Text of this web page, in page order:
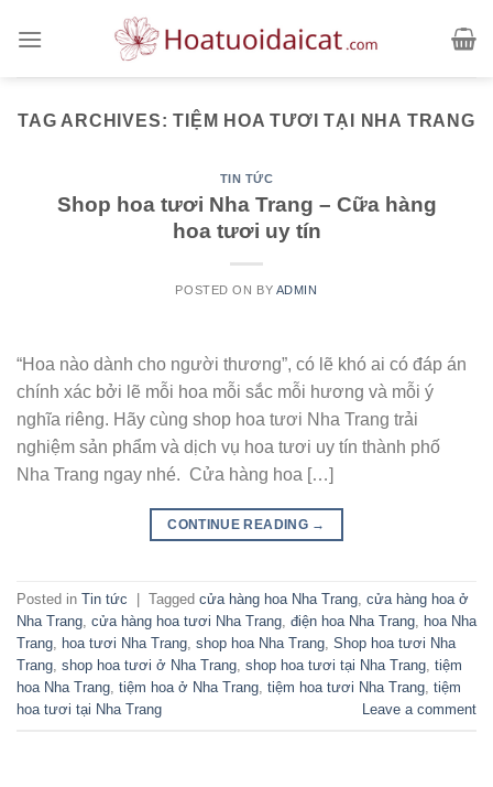
TAG ARCHIVES:TIỆM HOA TƯƠI TẠI NHA TRANG
TIN TỨC
Shop hoa tươi Nha Trang – Cữa hàng
hoa tươi uy tín
POSTED ON BY ADMIN
“Hoa nào dành cho người thương”, có lẽ khó ai có đáp án
chính xác bởi lẽ mỗi hoa mỗi sắc mỗi hương và mỗi ý
nghĩa riêng. Hãy cùng shop hoa tươi Nha Trang trải
nghiệm sản phẩm và dịch vụ hoa tươi uy tín thành phố
Nha Trang ngay nhé. Cửa hàng hoa […]
CONTINUE READING →
Posted in Tin tức Tagged cửa hàng hoa Nha Trang cửa hàng hoa ở
Nha Trang cửa hàng hoa tươi Nha Trang điện hoa Nha Trang
hoa Nha
Trang
hoa tươi Nha Trang shop hoa Nha Trang Shop hoa tươi Nha
Trang shop hoa tươi ở Nha Trang shop hoa tươi tại Nha Trang tiệm
hoa Nha Trang tiệm hoa ở Nha Trang tiệm hoa tươi Nha Trang tiệm
hoa tươi tại Nha Trang
Leave a comment